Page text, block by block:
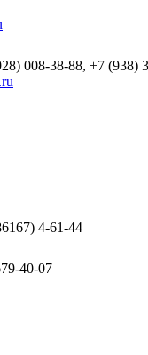
008-38-88, +7 (938)
4-61-44
40-07